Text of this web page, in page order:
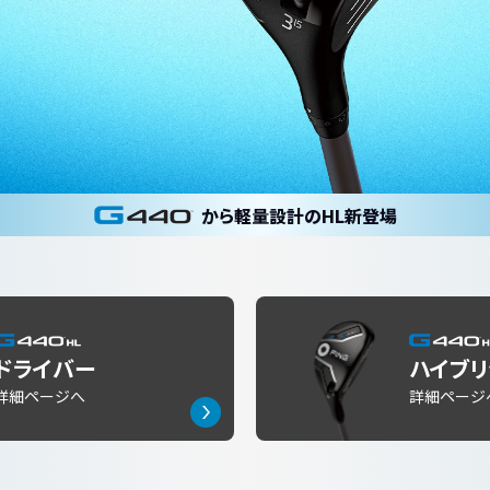
から軽量設計のHL新登場
ライバー
細ページへ
ハイブ
詳細ページ